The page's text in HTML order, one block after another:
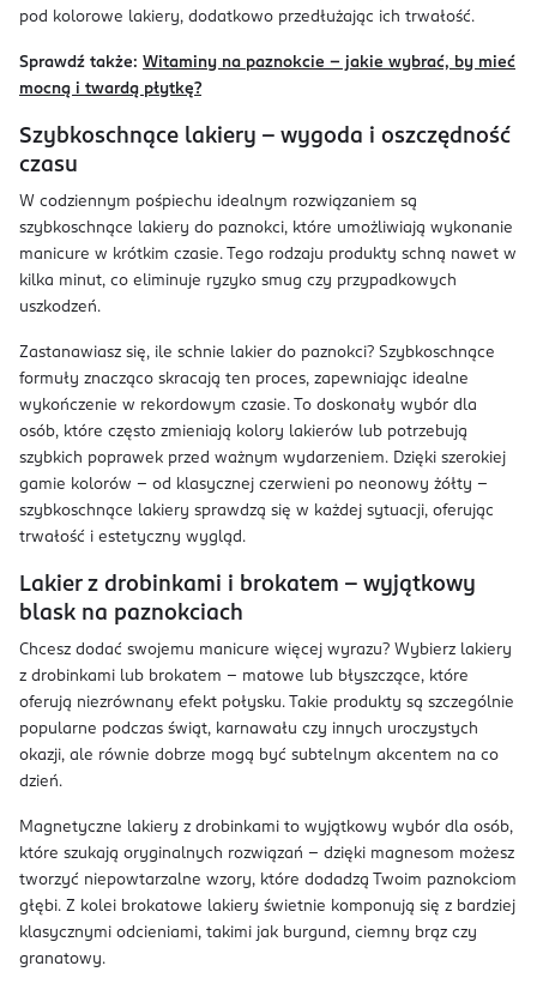
pod kolorowe lakiery, dodatkowo przedłużając ich trwałość.
Sprawdź także: Witaminy na paznokcie – jakie wybrać, by mieć
mocną i twardą płytkę?
Szybkoschnące lakiery – wygoda i oszczędność
czasu
W codziennym pośpiechu idealnym rozwiązaniem są
szybkoschnące lakiery do paznokci, które umożliwiają wykonanie
manicure w krótkim czasie. Tego rodzaju produkty schną nawet w
kilka minut, co eliminuje ryzyko smug czy przypadkowych
uszkodzeń.
Zastanawiasz się, ile schnie lakier do paznokci? Szybkoschnące
formuły znacząco skracają ten proces, zapewniając idealne
wykończenie w rekordowym czasie. To doskonały wybór dla
osób, które często zmieniają kolory lakierów lub potrzebują
szybkich poprawek przed ważnym wydarzeniem. Dzięki szerokiej
gamie kolorów – od klasycznej czerwieni po neonowy żółty –
szybkoschnące lakiery sprawdzą się w każdej sytuacji, oferując
trwałość i estetyczny wygląd.
Lakier z drobinkami i brokatem – wyjątkowy
blask na paznokciach
Chcesz dodać swojemu manicure więcej wyrazu? Wybierz lakiery
z drobinkami lub brokatem – matowe lub błyszczące, które
oferują niezrównany efekt połysku. Takie produkty są szczególnie
popularne podczas świąt, karnawału czy innych uroczystych
okazji, ale równie dobrze mogą być subtelnym akcentem na co
dzień.
Magnetyczne lakiery z drobinkami to wyjątkowy wybór dla osób,
które szukają oryginalnych rozwiązań – dzięki magnesom możesz
tworzyć niepowtarzalne wzory, które dodadzą Twoim paznokciom
głębi. Z kolei brokatowe lakiery świetnie komponują się z bardziej
klasycznymi odcieniami, takimi jak burgund, ciemny brąz czy
granatowy.